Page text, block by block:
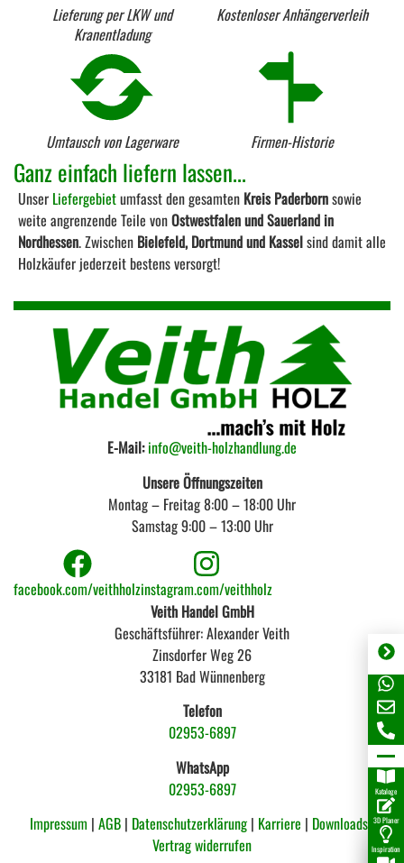
Lieferung per LKW und
Kranentladung
Kostenloser Anhängerverleih
Umtausch von Lagerware Firmen-Historie
Ganz einfach liefern lassen...
Unser Liefergebietumfasst den gesamten Kreis Paderbornsowie
weite angrenzende Teile vonOstwestfalen und Sauerland in
Nordhessen. Zwischen Bielefeld, Dortmund und Kasselsind damit alle
Holzkäufer jederzeit bestens versorgt!
Veith Handel GmbH
Geschäftsführer: Alexander Veith
Zinsdorfer Weg 26
33181 Bad Wünnenberg
Telefon
02953-6897
WhatsApp
02953-6897
E-Mail:info@veith-holzhandlung.de
Unsere Öffnungszeiten
Montag – Freitag 8:00 – 18:00 Uhr
Samstag 9:00 – 13:00 Uhr
facebook.com/veithholzinstagram.com/veithholz
Impressum | AGB| Datenschutzerklärung | Karriere | Downloads |
Vertrag widerrufen
Kataloge
3D Planer
Inspiration